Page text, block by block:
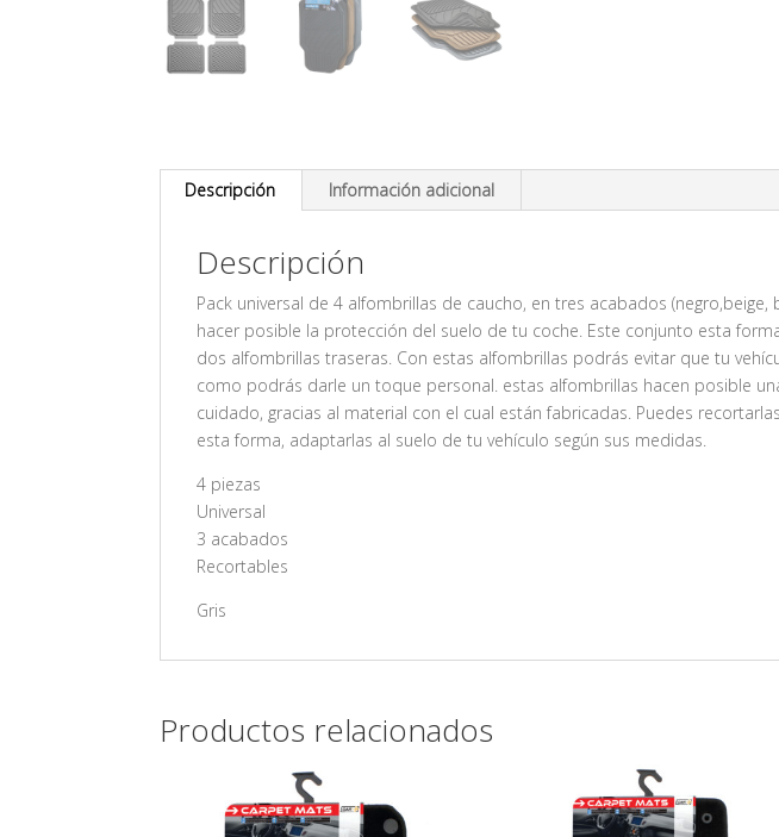
Descripción Información adicional
Descripción
Pack universal de 4 alfombrillas de caucho, en tres acabados (negro,beige,
hacer posible la protección del suelo de tu coche. Este conjunto esta
dos alfombrillas traseras. Con estas alfombrillas podrás evitar que tu
como podrás darle un toque personal. estas alfombrillas hacen posible
cuidado, gracias al material con el cual están fabricadas. Puedes
esta forma, adaptarlas al suelo de tu vehículo según sus medidas.
4 piezas
Universal
3 acabados
Recortables
Gris
Productos relacionados